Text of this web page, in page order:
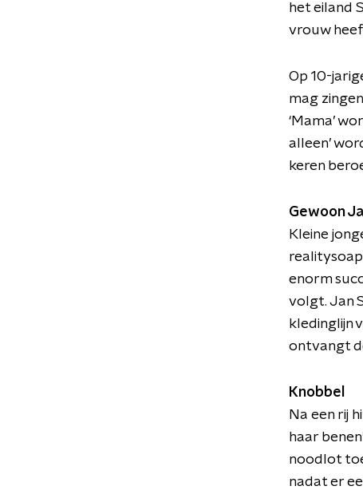
het eiland
vrouw
Op 10-
mag
‘Mama’
alleen’
keren
Gewoon
Kleine
realitysoap
enorm
volgt. Jan
kledinglijn
ontvangt
Knobbel
Na een rij
haar
noodlot
nadat er